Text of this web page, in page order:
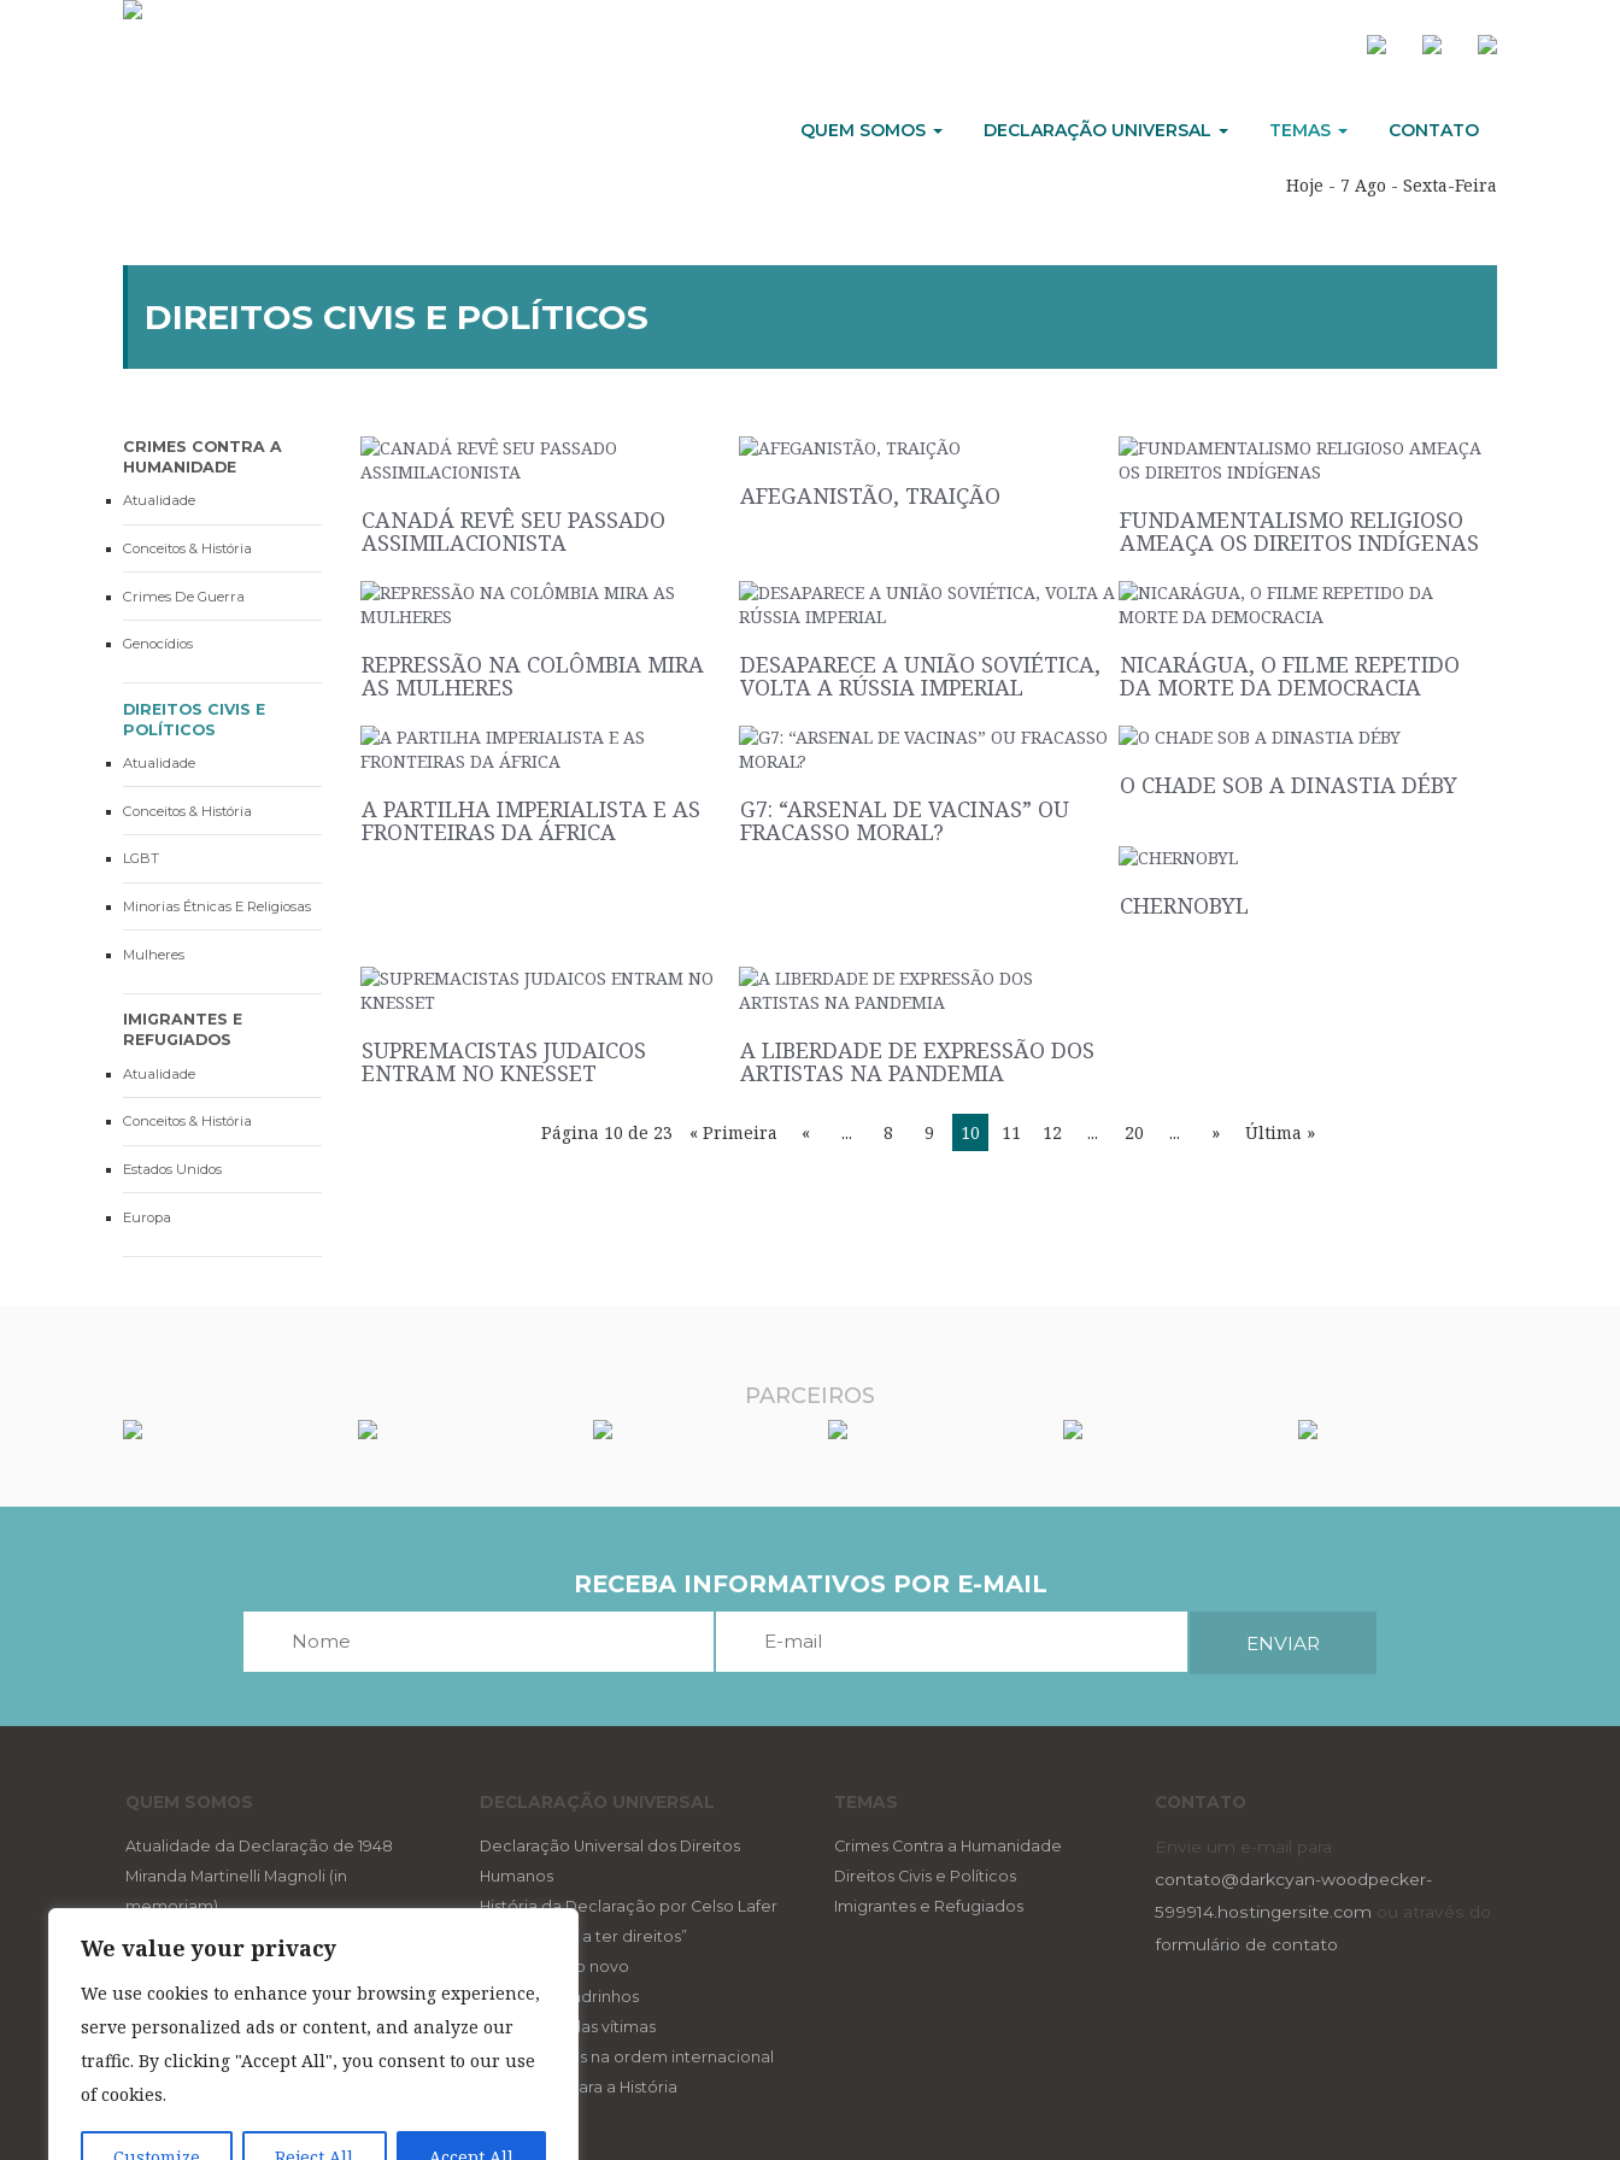
We value your privacy
We use cookies to enhance your browsing experience,
serve personalized ads or content, and analyze our
traffic. By clicking "Accept All", you consent to our use
of cookies.
QUEM SOMOS DECLARAÇÃO UNIVERSAL TEMAS CONTATO
Hoje - 7 Ago - Sexta-Feira
DIREITOS CIVIS E POLÍTICOS
CRIMES CONTRA A
HUMANIDADE
Atualidade
Conceitos & História
Crimes De Guerra
Genocídios
DIREITOS CIVIS E
POLÍTICOS
Atualidade
Conceitos & História
LGBT
Minorias Étnicas E Religiosas
Mulheres
IMIGRANTES E
REFUGIADOS
Atualidade
Conceitos & História
Estados Unidos
Europa
CANADÁ REVÊ SEU PASSADO
ASSIMILACIONISTA
AFEGANISTÃO, TRAIÇÃO
FUNDAMENTALISMO RELIGIOSO
AMEAÇA OS DIREITOS INDÍGENAS
REPRESSÃO NA COLÔMBIA MIRA
AS MULHERES
DESAPARECE A UNIÃO SOVIÉTICA,
VOLTA A RÚSSIA IMPERIAL
NICARÁGUA, O FILME REPETIDO
DA MORTE DA DEMOCRACIA
A PARTILHA IMPERIALISTA E AS
FRONTEIRAS DA ÁFRICA
G7: “ARSENAL DE VACINAS” OU
FRACASSO MORAL?
O CHADE SOB A DINASTIA DÉBY
CHERNOBYL
SUPREMACISTAS JUDAICOS
ENTRAM NO KNESSET
A LIBERDADE DE EXPRESSÃO DOS
ARTISTAS NA PANDEMIA
Página 10 de 23 « Primeira « ... 8 9 10 11 12 ... 20 ... » Última »
PARCEIROS
RECEBA INFORMATIVOS POR E-MAIL
QUEM SOMOS
Atualidade da Declaração de 1948
Miranda Martinelli Magnoli (in
memoriam)
Aviso aos Navegantes
Expediente
Referências na Web
DECLARAÇÃO UNIVERSAL
Declaração Universal dos Direitos
Humanos
História da Declaração por Celso Lafer
O “direito a ter direitos”
Um direito novo
Os seis padrinhos
A lógica das vítimas
Os direitos na ordem internacional
Direitos para a História
TEMAS
Crimes Contra a Humanidade
Direitos Civis e Políticos
Imigrantes e Refugiados
CONTATO
Envie um e-mail para
contato@darkcyan-woodpecker-
599914.hostingersite.com ou através do
formulário de contato